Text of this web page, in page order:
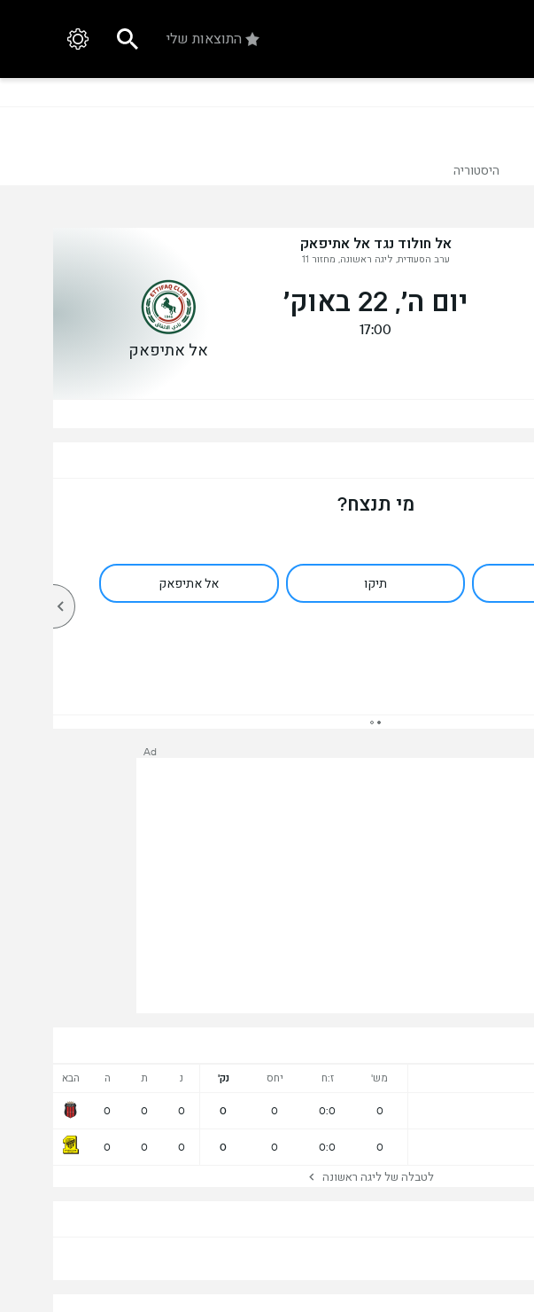
התוצאות שלי
היסטוריה
אל חולוד נגד אל אתיפאק
ערב הסעודית, ליגה ראשונה, מחזור 11
יום ה׳, 22 באוק׳
17:00
אל אתיפאק
מי תנצח?
תיקו אל אתיפאק
מש' ז:ח יחס נק' נ ת ה הבא
0
0:0
0
0
0
0
0
0
0:0
0
0
0
0
0
לטבלה של ליגה ראשונה
Ad